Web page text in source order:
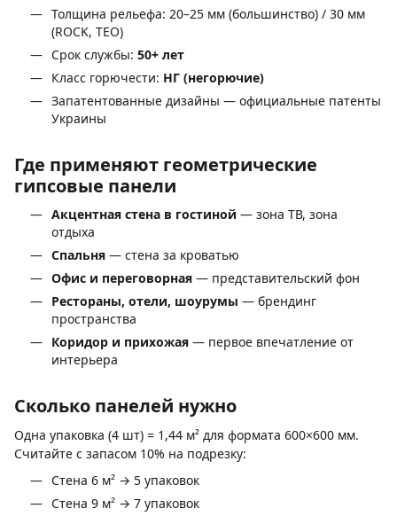
Толщина рельефа: 20–25 мм (большинство) / 30 мм
(ROCK, TEO)
Срок службы: 50+ лет
Класс горючести: НГ (негорючие)
Запатентованные дизайны — официальные патенты
Украины
Где применяют геометрические
гипсовые панели
Акцентная стена в гостиной — зона ТВ, зона
отдыха
Спальня — стена за кроватью
Офис и переговорная — представительский фон
Рестораны, отели, шоурумы — брендинг
пространства
Коридор и прихожая — первое впечатление от
интерьера
Сколько панелей нужно
Одна упаковка (4 шт) = 1,44 м² для формата 600×600 мм.
Считайте с запасом 10% на подрезку:
Стена 6 м² → 5 упаковок
Стена 9 м² → 7 упаковок